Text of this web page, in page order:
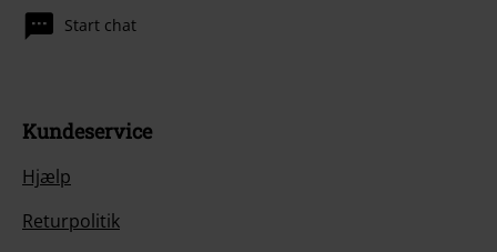
Start chat
Kundeservice
Hjælp
Returpolitik